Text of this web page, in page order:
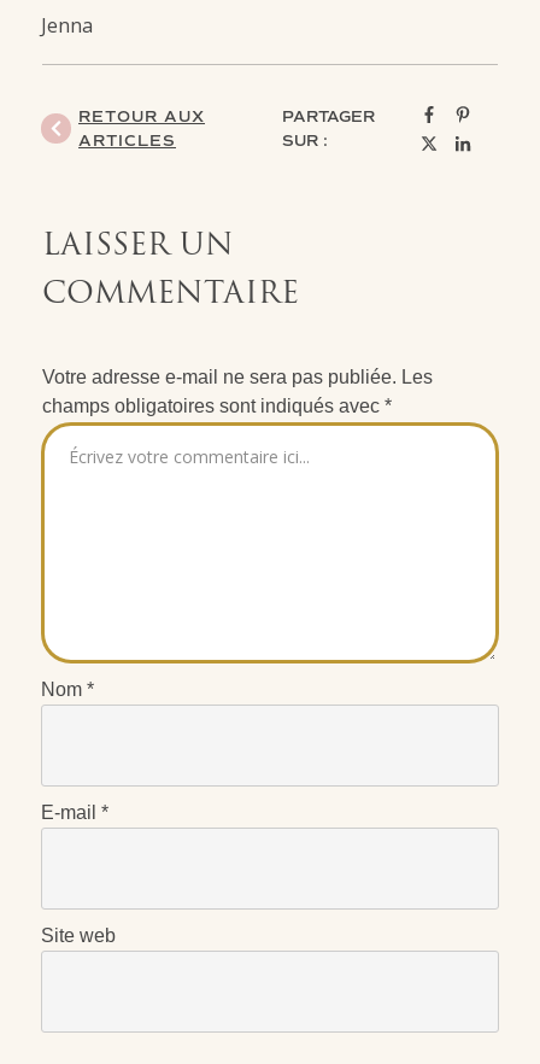
Jenna
RETOUR AUX
ARTICLES
PARTAGER
SUR :
LAISSER UN
COMMENTAIRE
Votre adresse e-mail ne sera pas publiée. Les
champs obligatoires sont indiqués avec *
Nom *
E-mail *
Site web